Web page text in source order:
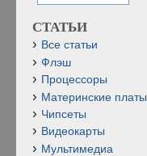
СТАТЬИ
Все статьи
Флэш
Процессоры
Материнские платы
Чипсеты
Видеокарты
Мультимедиа